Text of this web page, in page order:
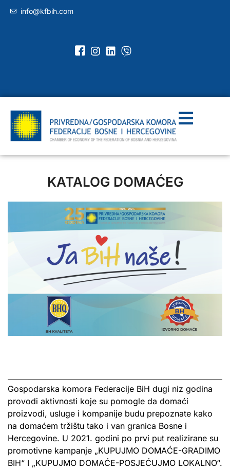
info@kfbih.com
KATALOG DOMAĆEG
Gospodarska komora Federacije BiH dugi niz godina
provodi aktivnosti koje su pomogle da domaći
proizvodi, usluge i kompanije budu prepoznate kako
na domaćem tržištu tako i van granica Bosne i
Hercegovine. U 2021. godini po prvi put realizirane su
promotivne kampanje „KUPUJMO DOMAĆE-GRADIMO
BIH“ I „KUPUJMO DOMAĆE-POSJEĆUJMO LOKALNO“.